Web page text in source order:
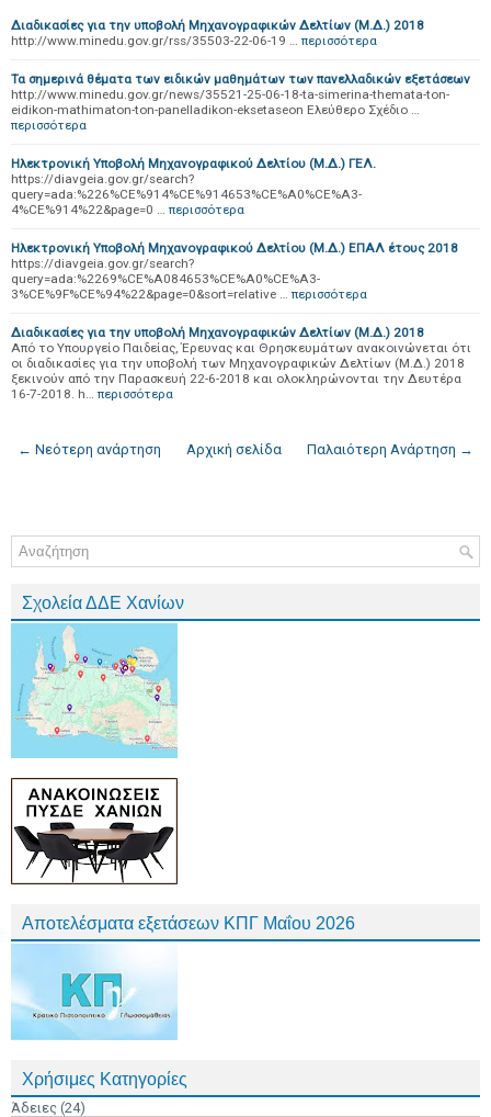
Διαδικασίες για την υποβολή Μηχανογραφικών Δελτίων (Μ.Δ.) 2018
http://www.minedu.gov.gr/rss/35503-22-06-19 … περισσότερα
Τα σημερινά θέματα των ειδικών μαθημάτων των πανελλαδικών εξετάσεων
http://www.minedu.gov.gr/news/35521-25-06-18-ta-simerina-themata-ton-
eidikon-mathimaton-ton-panelladikon-eksetaseon Ελεύθερο Σχέδιο …
περισσότερα
Ηλεκτρονική Υποβολή Μηχανογραφικού Δελτίου (Μ.Δ.) ΓΕΛ.
https://diavgeia.gov.gr/search?
query=ada:%226%CE%914%CE%914653%CE%A0%CE%A3-
4%CE%914%22&page=0 … περισσότερα
Ηλεκτρονική Υποβολή Μηχανογραφικού Δελτίου (Μ.Δ.) ΕΠΑΛ έτους 2018
https://diavgeia.gov.gr/search?
query=ada:%2269%CE%A084653%CE%A0%CE%A3-
3%CE%9F%CE%94%22&page=0&sort=relative … περισσότερα
Διαδικασίες για την υποβολή Μηχανογραφικών Δελτίων (Μ.Δ.) 2018
Από το Υπουργείο Παιδείας, Έρευνας και Θρησκευμάτων ανακοινώνεται ότι
οι διαδικασίες για την υποβολή των Μηχανογραφικών Δελτίων (Μ.Δ.) 2018
ξεκινούν από την Παρασκευή 22-6-2018 και ολοκληρώνονται την Δευτέρα
16-7-2018. h… περισσότερα
← Νεότερη ανάρτηση Παλαιότερη Ανάρτηση →
Αρχική σελίδα
Σχολεία ΔΔΕ Χανίων
Αποτελέσματα εξετάσεων ΚΠΓ Μαΐου 2026
Χρήσιμες Κατηγορίες
Άδειες (24)